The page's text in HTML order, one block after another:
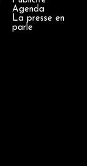
Agenda
La presse en
parle